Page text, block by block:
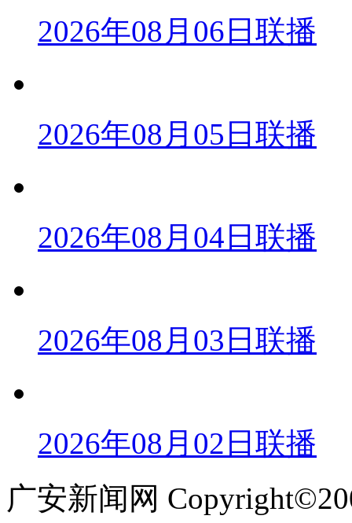
2026年08月06日联播
2026年08月05日联播
2026年08月04日联播
2026年08月03日联播
2026年08月02日联播
广安新闻网